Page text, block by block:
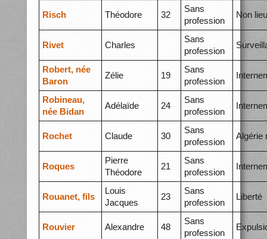
Risch Théodore 32
Sans
profession
Non lieu
Rivet Charles
Sans
profession
Robert, née
Baron
Zélie 19
Sans
profession
Robineau,
née Bidan
Adélaïde 24
Sans
profession
Rochet Claude 30
Sans
profession
Algérie
Roques
Pierre
Théodore
21
Sans
profession
Rouanet, fils
Louis
Jacques
23
Sans
profession
Liberté
Rouvier Alexandre 48
Sans
profession